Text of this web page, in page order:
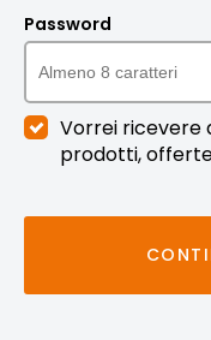
Password
Vorrei ricevere
prodotti,